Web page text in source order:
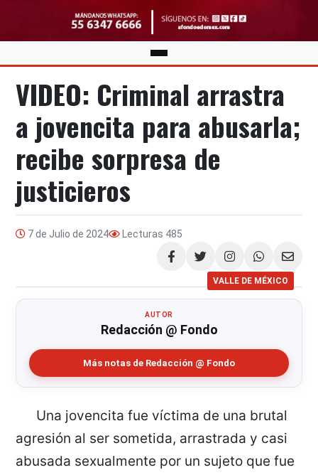
VIDEO: Criminal arrastra
a jovencita para abusarla;
recibe sorpresa de
justicieros
7 de Julio de 2024 Lecturas 485
Compartir
VALLE DE MÉXICO
AUTOR
Redacción @ Fondo
Más notas de Redacción @ Fondo
Una jovencita fue víctima de una brutal
agresión al ser sometida, arrastrada y casi
abusada sexualmente por un sujeto que fue